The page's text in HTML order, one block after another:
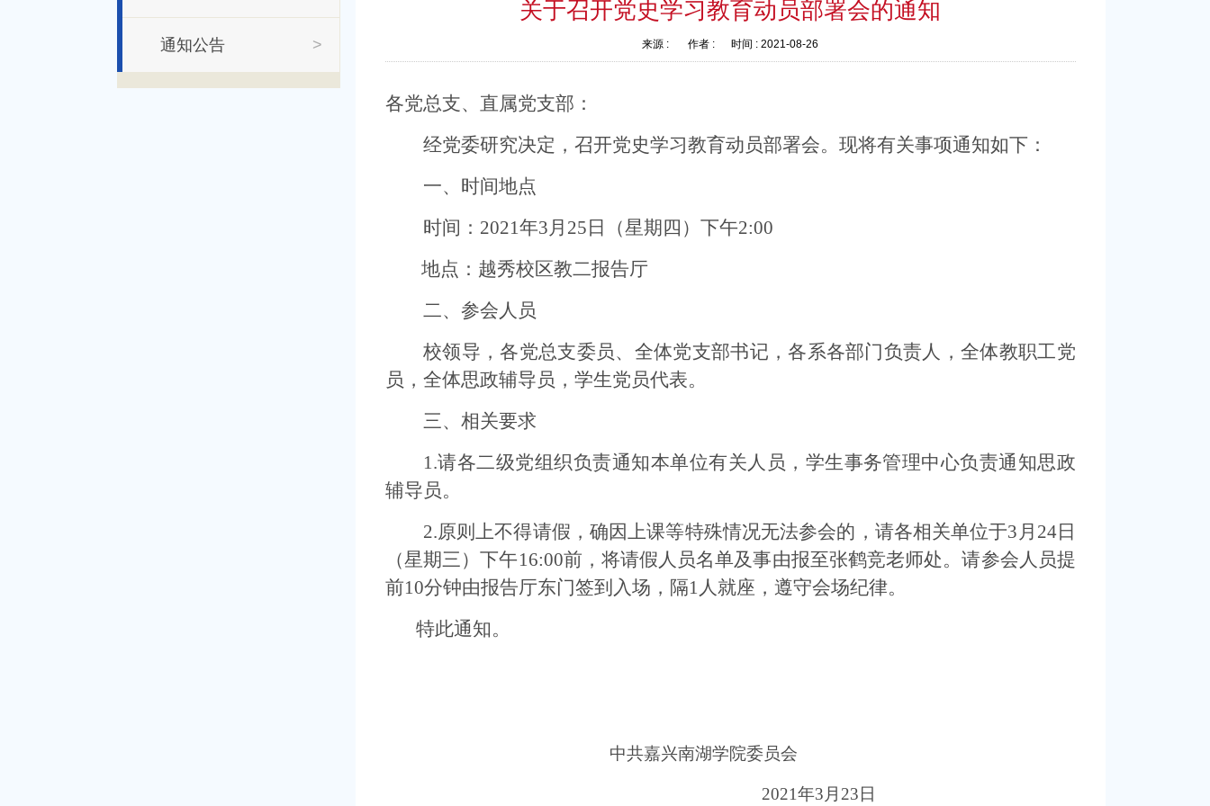
通知公告 >
关于召开党史学习教育动员部署会的通知
来源 : 作者 : 时间 :2021-08-26
各党总支、 直属党支部 ：
经党委研究决定，召开党史学习教育动员部署会。现将有关事项通知如下：
一、时间地点
时间： 2021年3月 25 日（星期四 ） 下午2:00
地点：越秀校区教二报告厅
二、参会人员
校领导，各党总支委员、全体党支部书记，各系各部门负责人，全体教职工党
员，全体思政辅导员，学生党员代表。
三、相关要求
1.请各二级党组织负责通知本单位有关人员，学生事务管理中心负责通知思政
辅导员。
2.原则上不得请假，确因上课等特殊情况无法参会的，请各相关单位于3月 24日
（星期三）下午16:00前 ， 将请假人员名单及事由报至张鹤竞老师处。请参会人员提
前10分钟由报告厅东门签到 入场，隔1人就座，遵守会场纪律。
特此通知。
中共嘉兴南湖学院委员会
2021年3月23日